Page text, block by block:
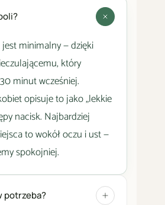
minimalny — dzięki
który
minut wcześniej.
opisuje to jako „lekkie
nacisk. Najbardziej
to wokół oczu i ust —
spokojniej.
potrzeba?